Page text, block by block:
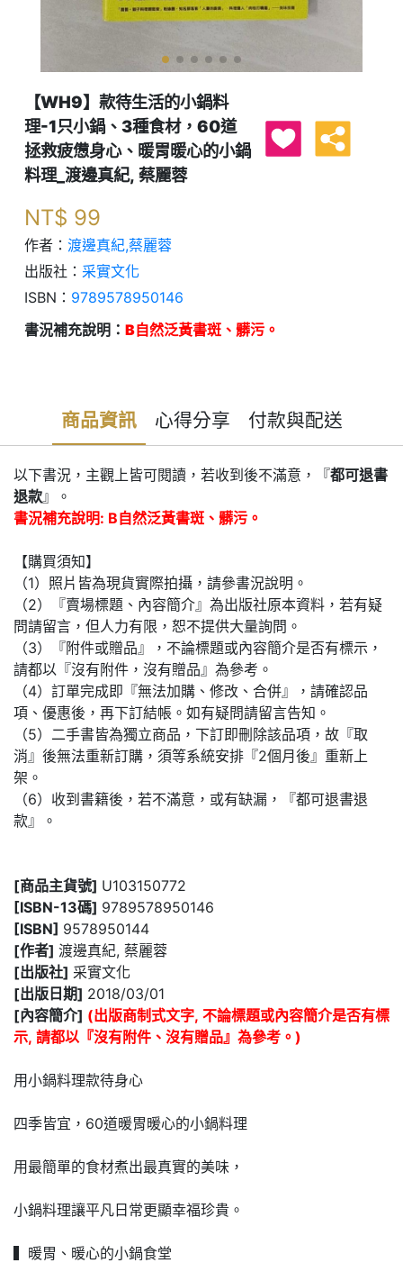
【WH9】款待生活的小鍋料
理-1只小鍋、3種食材，60道
拯救疲憊身心、暖胃暖心的小鍋
料理_渡邊真紀, 蔡麗蓉
NT$ 99
作者： 渡邊真紀,蔡麗蓉
出版社： 采實文化
ISBN： 9789578950146
書況補充說明： B自然泛黃書斑、髒污。
商品資訊 心得分享 付款與配送
以下書況，主觀上皆可閱讀，若收到後不滿意，『都可退書
退款』。
書況補充說明: B自然泛黃書斑、髒污。
【購買須知】
（1）照片皆為現貨實際拍攝，請參書況說明。
（2）『賣場標題、內容簡介』為出版社原本資料，若有疑
問請留言，但人力有限，恕不提供大量詢問。
（3）『附件或贈品』，不論標題或內容簡介是否有標示，
請都以『沒有附件，沒有贈品』為參考。
（4）訂單完成即『無法加購、修改、合併』，請確認品
項、優惠後，再下訂結帳。如有疑問請留言告知。
（5）二手書皆為獨立商品，下訂即刪除該品項，故『取
消』後無法重新訂購，須等系統安排『2個月後』重新上
架。
（6）收到書籍後，若不滿意，或有缺漏，『都可退書退
款』。
[商品主貨號] U103150772
[ISBN-13碼] 9789578950146
[ISBN] 9578950144
[作者]
渡邊真紀, 蔡麗蓉
[出版社] 采實文化
[出版日期] 2018/03/01
[內容簡介] (出版商制式文字, 不論標題或內容簡介是否有標
示, 請都以『沒有附件、沒有贈品』為參考。)
用小鍋料理款待身心
四季皆宜，60道暖胃暖心的小鍋料理
用最簡單的食材煮出最真實的美味，
小鍋料理讓平凡日常更顯幸福珍貴。
▍暖胃、暖心的小鍋食堂